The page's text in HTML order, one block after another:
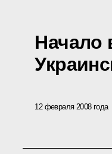
Начало
12 февраля 2008 года